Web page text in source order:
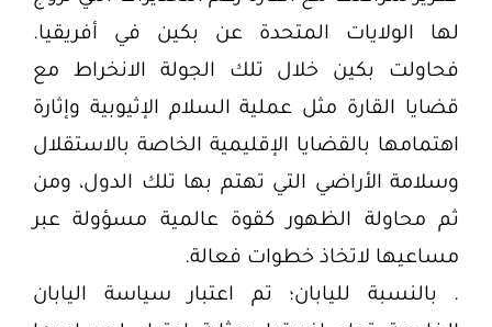
لها الولايات المتحدة عن بكين في أفريقيا.
فحاولت بكين خلال تلك الجولة الانخراط مع
قضايا القارة مثل عملية السلام الإثيوبية وإثارة
اهتمامها بالقضايا الإقليمية الخاصة بالاستقلال
وسلامة الأراضي التي تهتم بها تلك الدول، ومن
ثم محاولة الظهور كقوة عالمية مسؤولة عبر
مساعيها لاتخاذ خطوات فعالة.
. بالنسبة لليابان؛ تم اعتبار سياسة اليابان